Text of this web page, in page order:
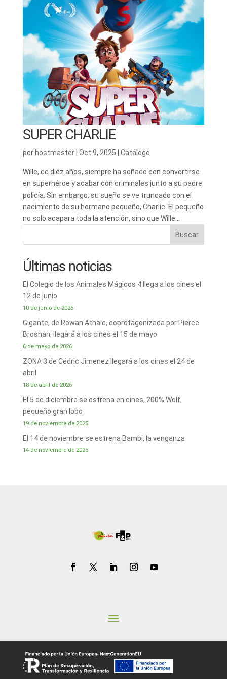
SUPER CHARLIE
porhostmaster| Oct 9, 2025 | Catálogo
Wille, de diez años, siempre ha soñado con convertirse
en superhéroe y acabar con criminales junto a su padre
policía. Sin embargo, su sueño se ve truncado con el
nacimiento de su hermano pequeño, Charlie. El pequeño
no solo acapara toda la atención, sino que Wille...
Buscar
Últimas noticias
El Colegio de los Animales Mágicos 4 llega a los cines el
12 de junio
10 de junio de 2026
Gigante, de Rowan Athale, coprotagonizada por Pierce
Brosnan, llegará a los cines el 15 de mayo
6 de mayo de 2026
ZONA 3 de Cédric Jimenez llegará a los cines el 24 de
abril
18 de abril de 2026
El 5 de diciembre se estrena en cines, 200% Wolf,
pequeño gran lobo
19 de noviembre de 2025
El 14 de noviembre se estrena Bambi, la venganza
14 de noviembre de 2025